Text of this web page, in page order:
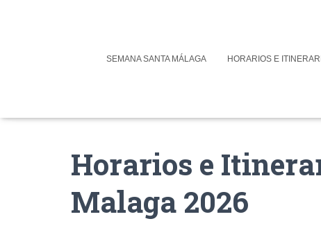
SEMANA SANTA MÁLAGA HORARIOS E
Horarios e
Malaga 2026